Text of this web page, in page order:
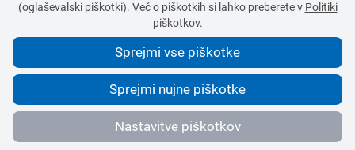
(oglaševalski piškotki). Več o piškotkih si lahko preberete v Politiki
piškotkov.
Sprejmi vse piškotke
Sprejmi nujne piškotke
Nastavitve piškotkov